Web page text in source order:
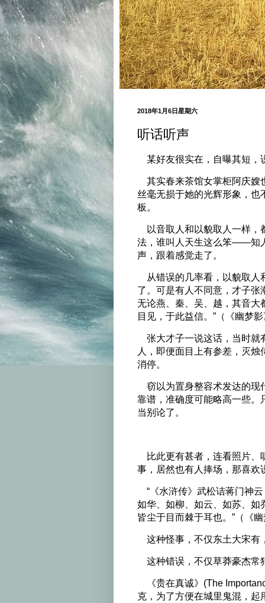
2018年1月6日星期六
听话听声
某好友很实在，自曝其短，
其实春来茶馆女掌柜阿庆嫂
丝毫无损于她的光辉形象，也
板。
以音取人和以貌取人一样，
法，谁叫人天生这么笨——知
声，跟着感觉走了。
从错误的几率看，以貌取人
了。可是有人不同意，才子张
无论燕、秦、吴、越，其音大
目见，于此益信。”（《幽梦影
张大才子一说这话，当时就
人，即便面目上有参差，灭
消停。
窃以为置身整容术发达的现
靠谱，准确度可能略高一些。
当别论了。
比此更有甚者，连看照片、
事，居然也有人捧场，那喜欢
“《水浒传》武松诘蒋门神
如华、如柳、如云、如苏、如
皆尘于目而棘于耳也。”（《幽
这种怪事，不仅东土大宋有
这种错误，不仅草莽豪杰常
《贵在真诚》(The
克，为了方便在城里鬼混，起